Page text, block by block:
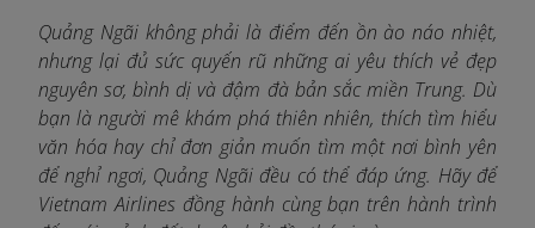
Quảng Ngãi không phải là điểm đến ồn ào náo nhiệt,
nhưng lại đủ sức quyến rũ những ai yêu thích vẻ đẹp
nguyên sơ, bình dị và đậm đà bản sắc miền Trung. Dù
bạn là người mê khám phá thiên nhiên, thích tìm hiểu
văn hóa hay chỉ đơn giản muốn tìm một nơi bình yên
để nghỉ ngơi, Quảng Ngãi đều có thể đáp ứng. Hãy để
Vietnam Airlines đồng hành cùng bạn trên hành trình